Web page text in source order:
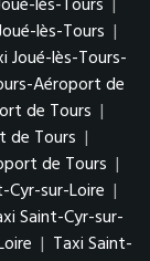
lès-Tours |
Joué-lès-Tours-
Aéroport de
de Tours |
de Tours |
de Tours |
Cyr-sur-Loire |
Saint-Cyr-sur-
| Taxi Saint-